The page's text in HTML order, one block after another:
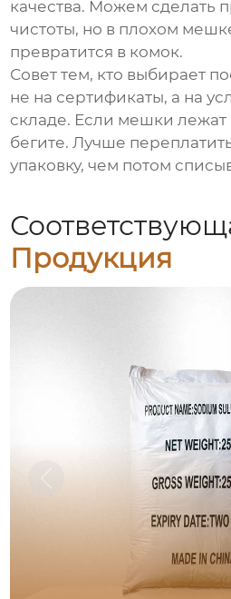
качества. Можем сделать
чистоты, но в плохом
превратится в комок.
Совет тем, кто выбирает
не на сертификаты, а на
складе. Если мешки лежат
бегите. Лучше
упаковку, чем потом
Продукция